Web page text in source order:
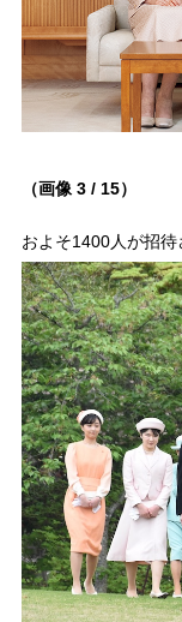
（画像 3 / 15）
およそ1400人が招待